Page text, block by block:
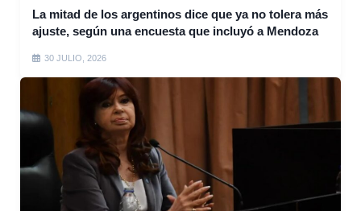
La mitad de los argentinos dice que ya no tolera más
ajuste, según una encuesta que incluyó a Mendoza
30 JULIO, 2026